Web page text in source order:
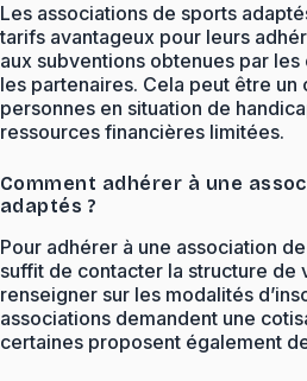
Les associations de sports
tarifs avantageux pour leurs
aux subventions obtenues par
les partenaires. Cela peut être
personnes en situation de
ressources financières limitées.
Comment adhérer à une
adaptés ?
Pour adhérer à une association
suffit de contacter la structure de
renseigner sur les modalités
associations demandent une
certaines proposent également